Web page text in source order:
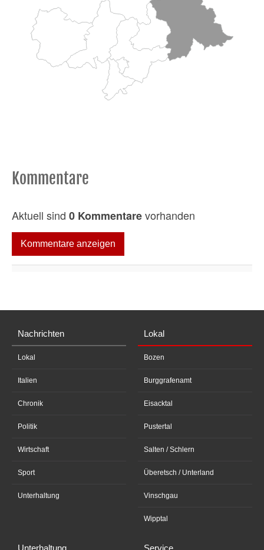
Kommentare
Aktuell sind 0 Kommentarevorhanden
Kommentare anzeigen
Nachrichten
Lokal
Italien
Chronik
Politik
Wirtschaft
Sport
Unterhaltung
Lokal
Bozen
Burggrafenamt
Eisacktal
Pustertal
Salten / Schlern
Überetsch / Unterland
Vinschgau
Wipptal
Unterhaltung Service